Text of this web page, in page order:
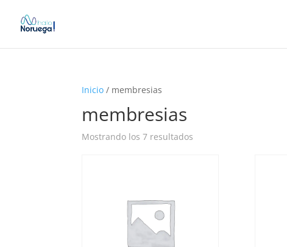
Inicio / membresias
membresias
Mostrando los 7 resultados